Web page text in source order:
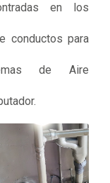
en los
conductos para
de Aire